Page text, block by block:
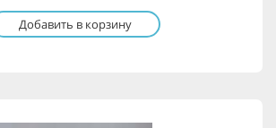
Добавить в корзину